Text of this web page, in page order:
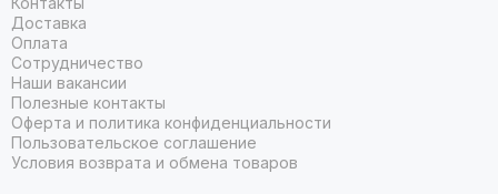
Доставка
Оплата
Сотрудничество
Наши вакансии
Полезные контакты
Оферта и политика конфиденциальности
Пользовательское соглашение
Условия возврата и обмена товаров